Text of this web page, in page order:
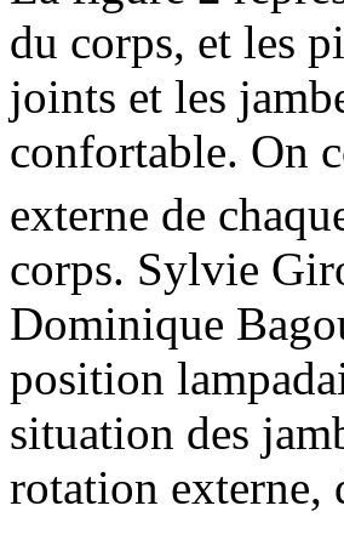
du corps, et les
joints et les
confortable. On
externe de
corps. Sylvie
Dominique
position
situation des
rotation externe,